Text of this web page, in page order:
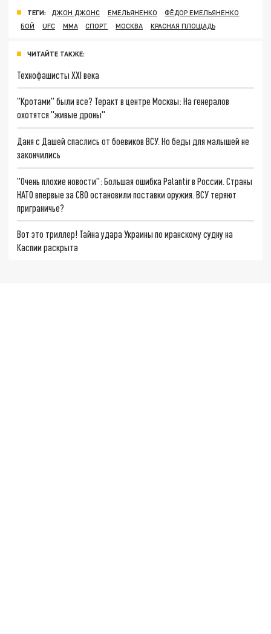
ТЕГИ: ДЖОН ДЖОНС ЕМЕЛЬЯНЕНКО
ФЁДОР ЕМЕЛЬЯНЕНКО
БОЙ
UFC ММА СПОРТ МОСКВА КРАСНАЯ ПЛОЩАДЬ
ЧИТАЙТЕ ТАКЖЕ:
Технофашисты XXI века
"Кротами" были все? Теракт в центре Москвы: На генералов
охотятся "живые дроны"
Даня с Дашей спаслись от боевиков ВСУ. Но беды для малышей не
закончились
"Очень плохие новости": Большая ошибка Palantir в России. Страны
НАТО впервые за СВО остановили поставки оружия. ВСУ теряют
приграничье?
Вот это триллер! Тайна удара Украины по иранскому судну на
Каспии раскрыта